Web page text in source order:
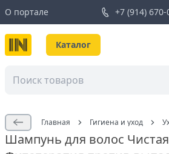
О портале +7 (914)
Каталог
Главная Гигиена и уход
Шампунь для волос